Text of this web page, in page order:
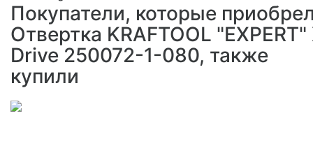
Покупатели, которые
Отвертка KRAFTOOL "EXPERT"
Drive 250072-1-080, также
купили